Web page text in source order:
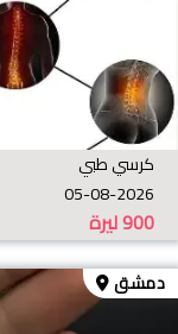
كرسي طبي
05-08-2026
ليرة900
دمشق